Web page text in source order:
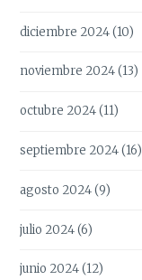
diciembre 2024(10)
noviembre 2024(13)
octubre 2024(11)
septiembre 2024(16)
agosto 2024(9)
julio 2024(6)
junio 2024(12)